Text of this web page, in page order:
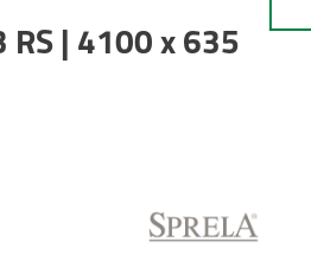
| 4100 x 635